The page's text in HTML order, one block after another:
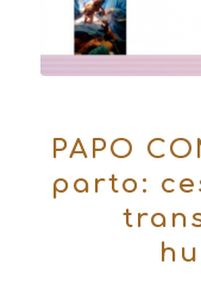
PAPO
parto: